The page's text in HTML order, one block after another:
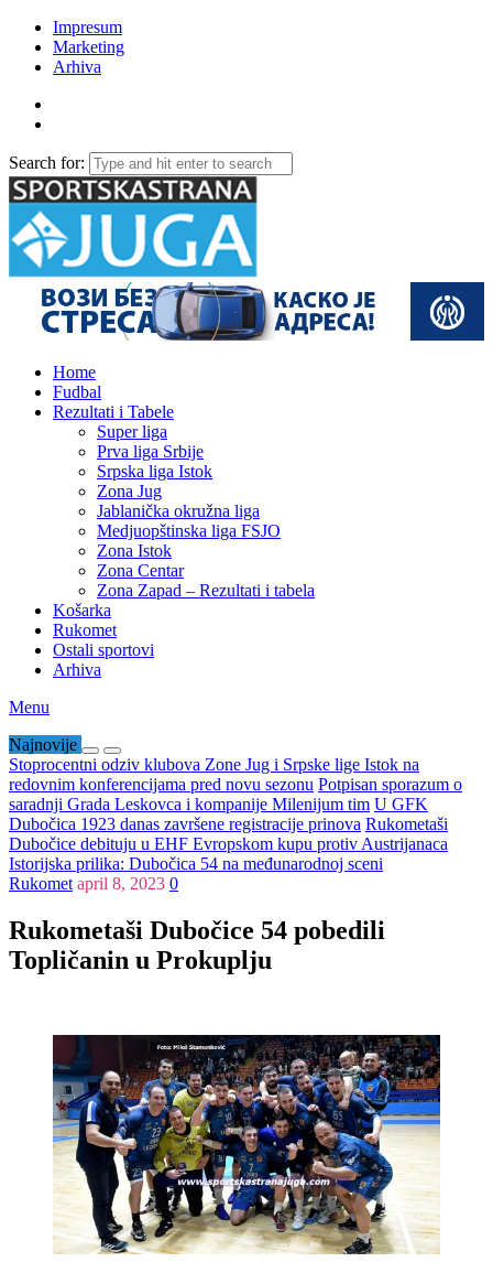
Impresum
Marketing
Arhiva
Search for:
Home
Fudbal
Rezultati i Tabele
Super liga
Prva liga Srbije
Srpska liga Istok
Zona Jug
Jablanička okružna liga
Medjuopštinska liga FSJO
Zona Istok
Zona Centar
Zona Zapad – Rezultati i tabela
Košarka
Rukomet
Ostali sportovi
Arhiva
Menu
Najnovije
Stoprocentni odziv klubova Zone Jug i Srpske lige Istok na
redovnim konferencijama pred novu sezonu Potpisan sporazum o
saradnji Grada Leskovca i kompanije Milenijum tim U GFK
Dubočica 1923 danas završene registracije prinova Rukometaši
Dubočice debituju u EHF Evropskom kupu protiv Austrijanaca
Istorijska prilika: Dubočica 54 na međunarodnoj sceni
Rukomet april 8, 2023 0
Rukometaši Dubočice 54 pobedili
Topličanin u Prokuplju